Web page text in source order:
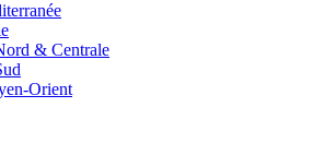
& Centrale
Orient